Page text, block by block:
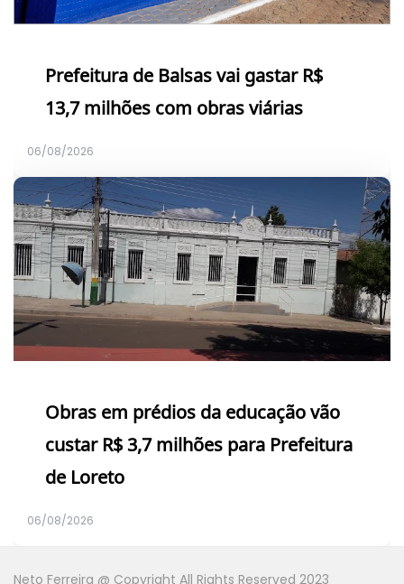
Prefeitura de Balsas vai gastar R$
13,7 milhões com obras viárias
06/08/2026
Obras em prédios da educação vão
custar R$ 3,7 milhões para Prefeitura
de Loreto
06/08/2026
Neto Ferreira @ Copyright All Rights Reserved 2023